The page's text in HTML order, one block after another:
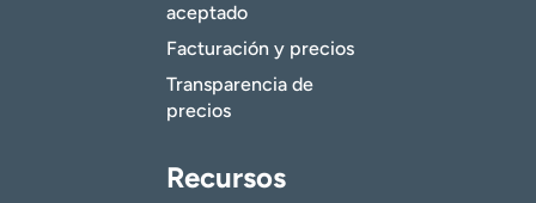
aceptado
Facturación y precios
Transparencia de
precios
Recursos